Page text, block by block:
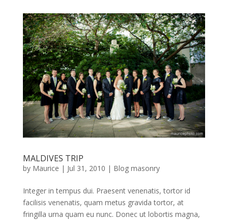
MALDIVES TRIP
by Maurice | Jul 31, 2010 | Blog masonry
Integer in tempus dui. Praesent venenatis, tortor id
facilisis venenatis, quam metus gravida tortor, at
fringilla urna quam eu nunc. Donec ut lobortis magna,